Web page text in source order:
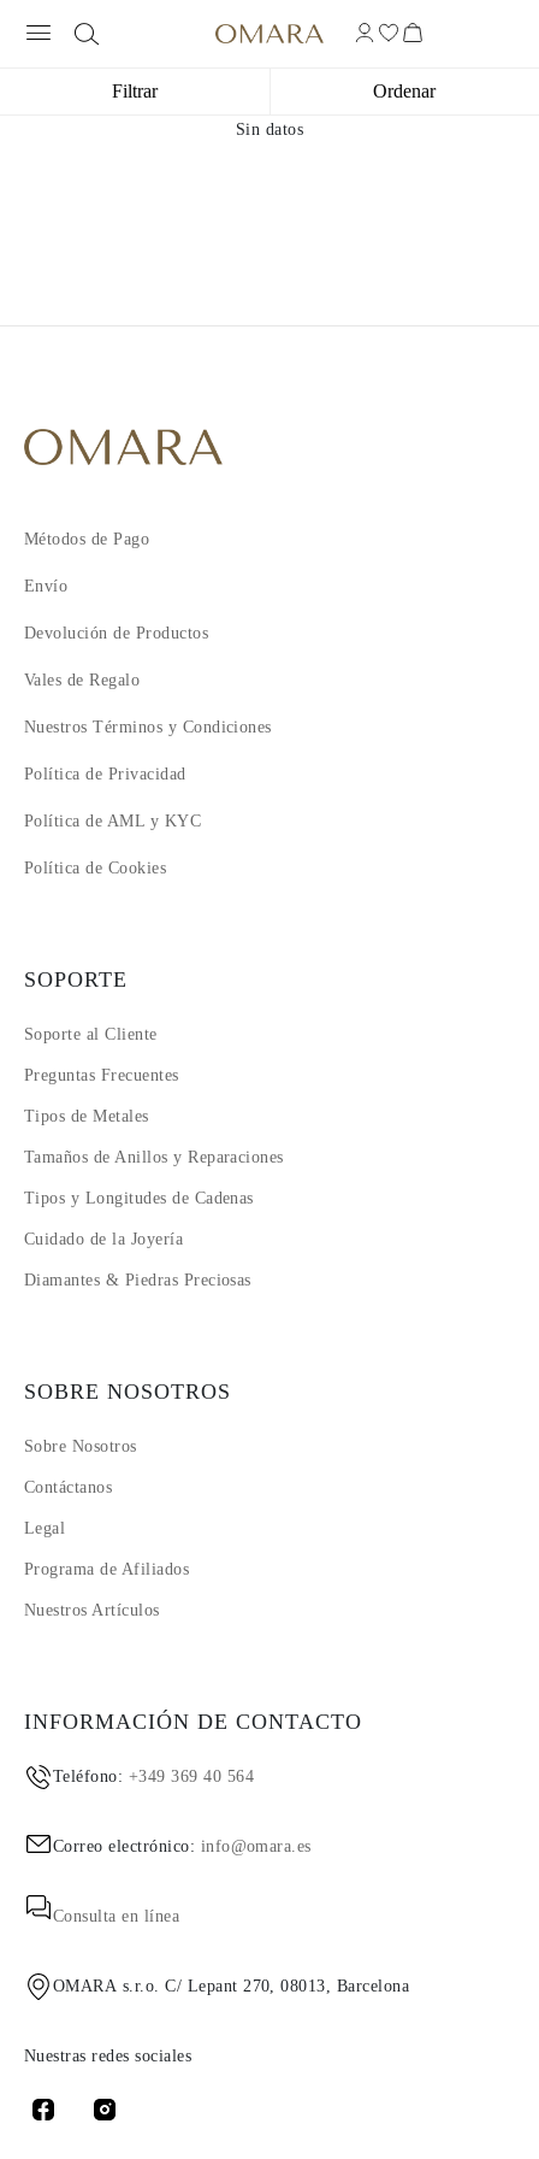
Filtrar Ordenar
Sin datos
Métodos de Pago
Envío
Devolución de Productos
Vales de Regalo
Nuestros Términos y Condiciones
Política de Privacidad
Política de AML y KYC
Política de Cookies
SOPORTE
Soporte al Cliente
Preguntas Frecuentes
Tipos de Metales
Tamaños de Anillos y Reparaciones
Tipos y Longitudes de Cadenas
Cuidado de la Joyería
Diamantes & Piedras Preciosas
SOBRE NOSOTROS
Sobre Nosotros
Contáctanos
Legal
Programa de Afiliados
Nuestros Artículos
INFORMACIÓN DE CONTACTO
Teléfono: +349 369 40 564
Correo electrónico: info@omara.es
Consulta en línea
OMARA s.r.o. C/ Lepant 270, 08013, Barcelona
Nuestras redes sociales